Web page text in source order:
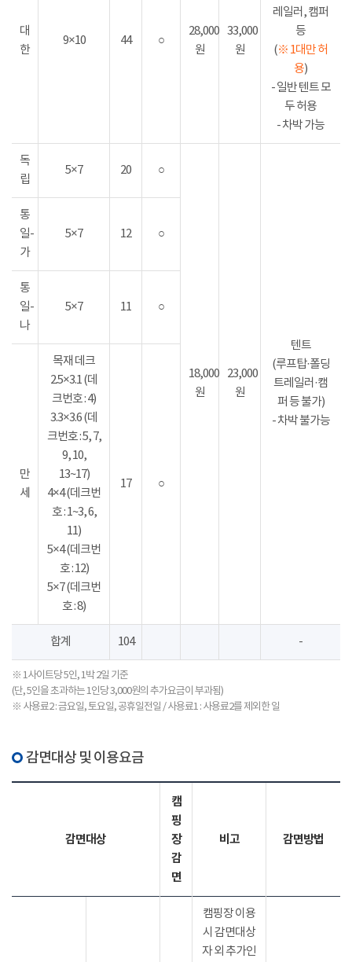
대
한
9×10 44 ○
28,000
원
33,000
원
레일러, 캠퍼
등
(※ 1대만 허
용)
- 일반 텐트 모
두 허용
- 차박 가능
독
립
5×7 20 ○
18,000
원
23,000
원
텐트
(루프탑·폴딩
트레일러·캠
퍼 등 불가)
- 차박 불가능
통
일-
가
5×7 12 ○
통
일-
나
5×7 11 ○
만
세
목재 데크
2.5×3.1 (데
크번호 : 4)
3.3×3.6 (데
크번호 : 5, 7,
9, 10,
13~17)
4×4 (데크번
호 : 1~3, 6,
11)
5×4 (데크번
호 : 12)
5×7 (데크번
호 : 8)
17 ○
합계 104 -
※ 1사이트당 5인, 1박 2일 기준
(단, 5인을 초과하는 1인당 3,000원의 추가요금이 부과됨)
※ 사용료2 : 금요일, 토요일, 공휴일전일 / 사용료1 : 사용료2를 제외한 일
감면대상 및 이용요금
감면대상
캠
핑
장
감
면
비고 감면방법
캠핑장 이용
시 감면대상
자 외 추가인